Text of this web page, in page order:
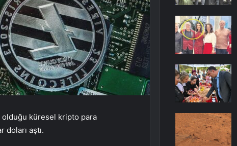
olduğu küresel kripto para
doları aştı.